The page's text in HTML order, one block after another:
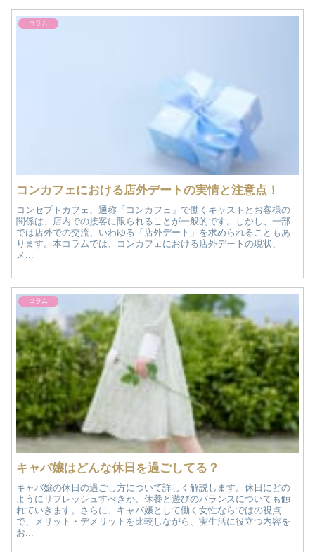
コラム
コンカフェにおける店外デートの実情と注意点！
コンセプトカフェ、通称「コンカフェ」で働くキャストとお客様の
関係は、店内での接客に限られることが一般的です。しかし、一部
では店外での交流、いわゆる「店外デート」を求められることもあ
ります。本コラムでは、コンカフェにおける店外デートの現状、
メ...
コラム
キャバ嬢はどんな休日を過ごしてる？
キャバ嬢の休日の過ごし方について詳しく解説します。休日にどの
ようにリフレッシュすべきか、休養と遊びのバランスについても触
れていきます。さらに、キャバ嬢として働く女性ならではの視点
で、メリット・デメリットを比較しながら、実生活に役立つ内容を
お...